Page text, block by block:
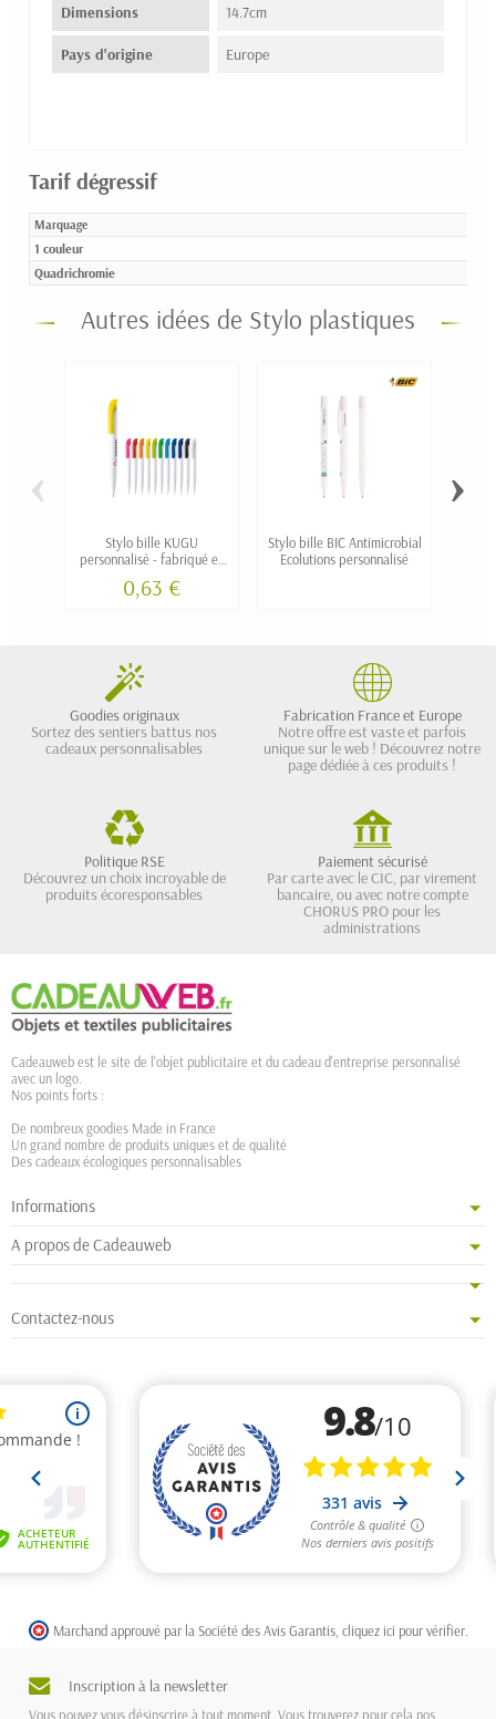
Dimensions 14.7cm
Pays d'origine Europe
Tarif dégressif
Marquage
1 couleur
Quadrichromie
Autres idées de Stylo plastiques
Stylo bille KUGU
personnalisé - fabriqué en
0,63 €
Stylo bille BIC Antimicrobial
Ecolutions personnalisé
‹ ›
Goodies originaux
Sortez des sentiers battus nos
cadeaux personnalisables
Fabrication France et Europe
Notre offre est vaste et parfois
unique sur le web ! Découvrez notre
page dédiée à ces produits !
Politique RSE
Découvrez un choix incroyable de
produits écoresponsables
Paiement sécurisé
Par carte avec le CIC, par virement
bancaire, ou avec notre compte
CHORUS PRO pour les
administrations
Cadeauweb est le site de l'objet publicitaire et du cadeau d'entreprise personnalisé
avec un logo.
Nos points forts :
De nombreux goodies Made in France
Un grand nombre de produits uniques et de qualité
Des cadeaux écologiques personnalisables
Informations
A propos de Cadeauweb
Contactez-nous
Marchand approuvé par la Société des Avis Garantis, cliquez ici pour vérifier
Inscription à la newsletter
Vous pouvez vous désinscrire à tout moment. Vous trouverez pour cela nos